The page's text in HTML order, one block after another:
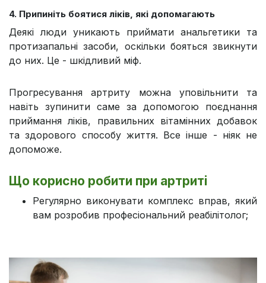
4. Припиніть боятися ліків, які допомагають
Деякі люди уникають приймати анальгетики та
протизапальні засоби, оскільки бояться звикнути
до них. Це - шкідливий міф.
Прогресування артриту можна уповільнити та
навіть зупинити саме за допомогою поєднання
приймання ліків, правильних вітамінних добавок
та здорового способу життя. Все інше - ніяк не
допоможе.
Що корисно робити при артриті
Регулярно виконувати комплекс вправ, який
вам розробив професіональний реабілітолог;